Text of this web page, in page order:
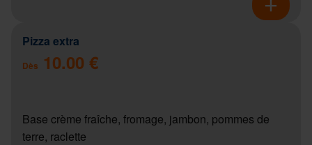
Pizza extra
Dès 10.00 €
Base crème fraîche, fromage, jambon, pommes de
terre, raclette